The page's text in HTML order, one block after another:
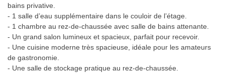
bains privative.
- 1 salle d’eau supplémentaire dans le couloir de l’étage.
- 1 chambre au rez-de-chaussée avec salle de bains attenante.
- Un grand salon lumineux et spacieux, parfait pour recevoir.
- Une cuisine moderne très spacieuse, idéale pour les amateurs
de gastronomie.
- Une salle de stockage pratique au rez-de-chaussée.